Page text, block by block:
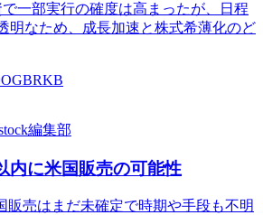
一部実行の確度は高まったが、日程
明なため、成長加速と株式希薄化のど
BRKB
編集部
内に米国販売の可能性
販売はまだ未確定で時期や手段も不明